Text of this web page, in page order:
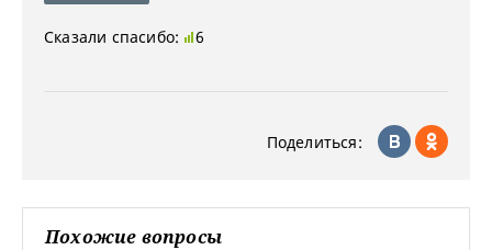
Сказали спасибо: 6
Поделиться:
Похожие вопросы